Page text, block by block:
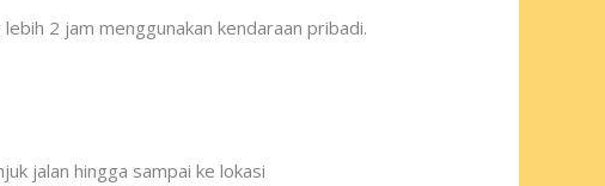
2 jam menggunakan kendaraan pribadi.
jalan hingga sampai ke lokasi